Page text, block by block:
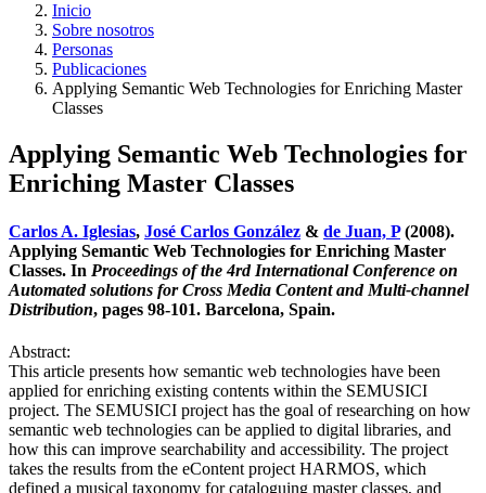
Inicio
Sobre nosotros
Personas
Publicaciones
Applying Semantic Web Technologies for Enriching Master
Classes
Applying Semantic Web Technologies for
Enriching Master Classes
Carlos A. Iglesias, José Carlos González & de Juan, P(2008).
Applying Semantic Web Technologies for Enriching Master
Classes. In Proceedings of the 4rd International Conference on
Automated solutions for Cross Media Content and Multi-channel
Distribution, pages 98-101. Barcelona, Spain.
Abstract:
This article presents how semantic web technologies have been
applied for enriching existing contents within the SEMUSICI
project. The SEMUSICI project has the goal of researching on how
semantic web technologies can be applied to digital libraries, and
how this can improve searchability and accessibility. The project
takes the results from the eContent project HARMOS, which
defined a musical taxonomy for cataloguing master classes, and